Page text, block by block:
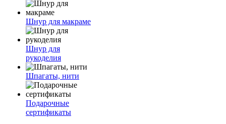
Шнур для макраме
Шнур для
рукоделия
Шпагаты, нити
Подарочные
сертификаты